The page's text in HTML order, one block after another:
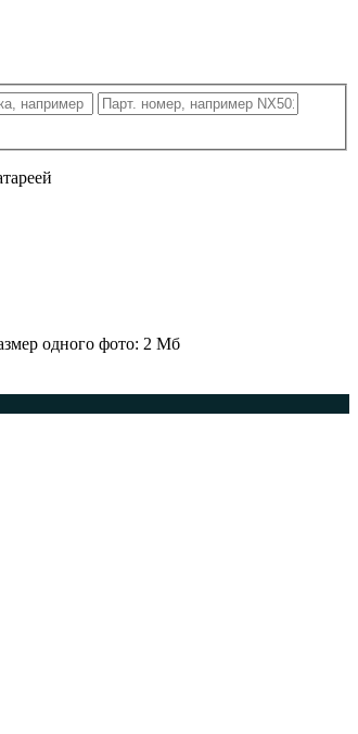
одного фото: 2 Мб